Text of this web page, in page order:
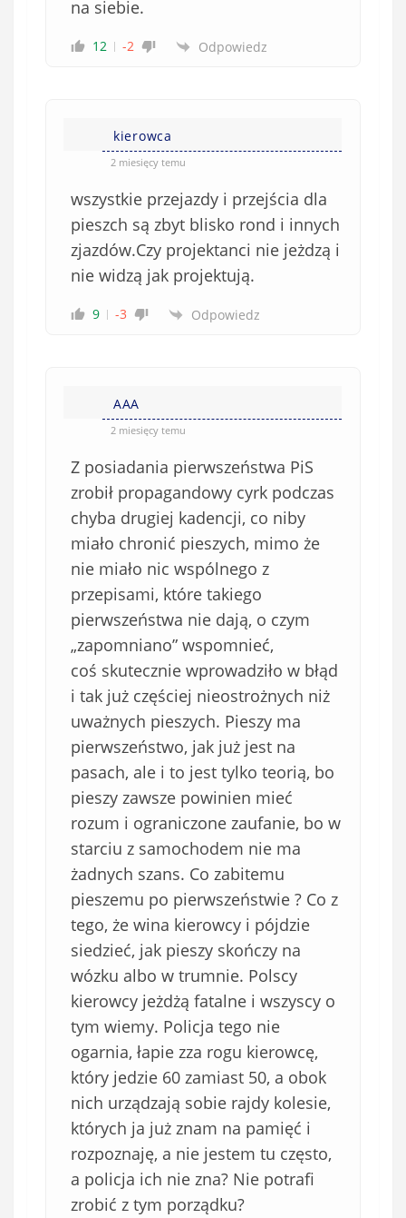
na siebie.
12 -2 Odpowiedz
kierowca
2 miesięcy temu
wszystkie przejazdy i przejścia dla
pieszch są zbyt blisko rond i innych
zjazdów.Czy projektanci nie jeżdzą i
nie widzą jak projektują.
9 -3 Odpowiedz
AAA
2 miesięcy temu
Z posiadania pierwszeństwa PiS
zrobił propagandowy cyrk podczas
chyba drugiej kadencji, co niby
miało chronić pieszych, mimo że
nie miało nic wspólnego z
przepisami, które takiego
pierwszeństwa nie dają, o czym
„zapomniano” wspomnieć,
coś skutecznie wprowadziło w błąd
i tak już częściej nieostrożnych niż
uważnych pieszych. Pieszy ma
pierwszeństwo, jak już jest na
pasach, ale i to jest tylko teorią, bo
pieszy zawsze powinien mieć
rozum i ograniczone zaufanie, bo w
starciu z samochodem nie ma
żadnych szans. Co zabitemu
pieszemu po pierwszeństwie ? Co z
tego, że wina kierowcy i pójdzie
siedzieć, jak pieszy skończy na
wózku albo w trumnie. Polscy
kierowcy jeżdżą fatalne i wszyscy o
tym wiemy. Policja tego nie
ogarnia, łapie zza rogu kierowcę,
który jedzie 60 zamiast 50, a obok
nich urządzają sobie rajdy kolesie,
których ja już znam na pamięć i
rozpoznaję, a nie jestem tu często,
a policja ich nie zna? Nie potrafi
zrobić z tym porządku?